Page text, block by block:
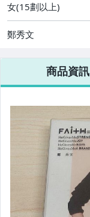
女(15劃以上)
鄭秀文
商品資訊